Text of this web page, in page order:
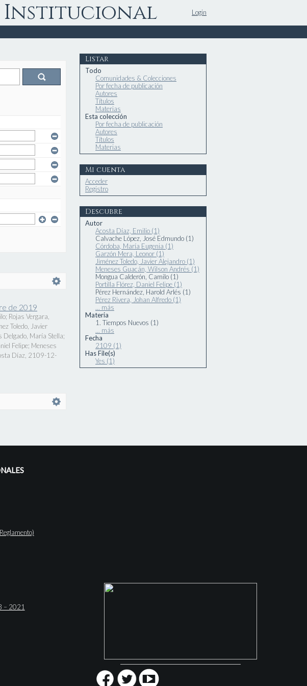
Institucional Login
de 2019
; Rojas Vergara,
Toledo, Javier
Delgado, María Stella;
Felipe; Meneses
Díaz 2109-12-
Listar
Todo
Comunidades & Colecciones
Por fecha de publicación
Autores
Títulos
Materias
Esta colección
Por fecha de publicación
Autores
Títulos
Materias
Mi cuenta
Acceder
Registro
Descubre
Autor
Acosta Díaz, Emilio (1)
Calvache López, José Edmundo (1)
Córdoba, María Eugenia (1)
Garzón Mera, Leonor (1)
Jiménez Toledo, Javier Alejandro (1)
Meneses Guacán, Wilson Andrés (1)
Mongua Calderón, Camilo (1)
Portilla Flórez, Daniel Felipe (1)
Pérez Hernández, Harold Arlés (1)
Pérez Rivera, Johan Alfredo (1)
... más
Materia
1. Tiempos Nuevos (1)
... más
Fecha
2109 (1)
Has File(s)
Yes (1)
– 2021